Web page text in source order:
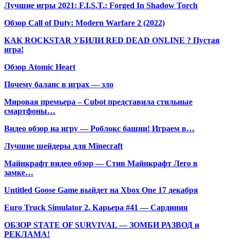
Лучшие игры 2021: F.I.S.T.: Forged In Shadow Torch
Обзор Call of Duty: Modern Warfare 2 (2022)
КАК ROCKSTAR УБИЛИ RED DEAD ONLINE ? Пустая
игра!
Обзор Atomic Heart
Почему баланс в играх — зло
Мировая премьера – Cubot представила стильные
смартфоны…
Видео обзор на игру — Роблокс башни! Играем в…
Лучшие шейдеры для Minecraft
Майнкрафт видео обзор — Стив Майнкрафт Лего в
замке…
Untitled Goose Game выйдет на Xbox One 17 декабря
Euro Truck Simulator 2. Карьера #41 — Сардиния
ОБЗОР STATE OF SURVIVAL — ЗОМБИ РАЗВОД и
РЕКЛАМА!